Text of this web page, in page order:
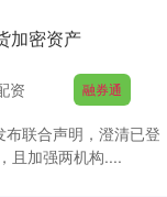
加密资产
资 融券通
联合声明，澄清已登
且加强两机构....